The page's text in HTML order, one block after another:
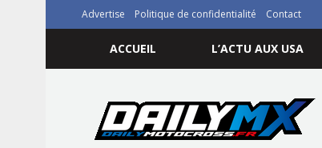
Advertise Politique de confidentialité Contact
ACCUEIL L’ACTU AUX USA